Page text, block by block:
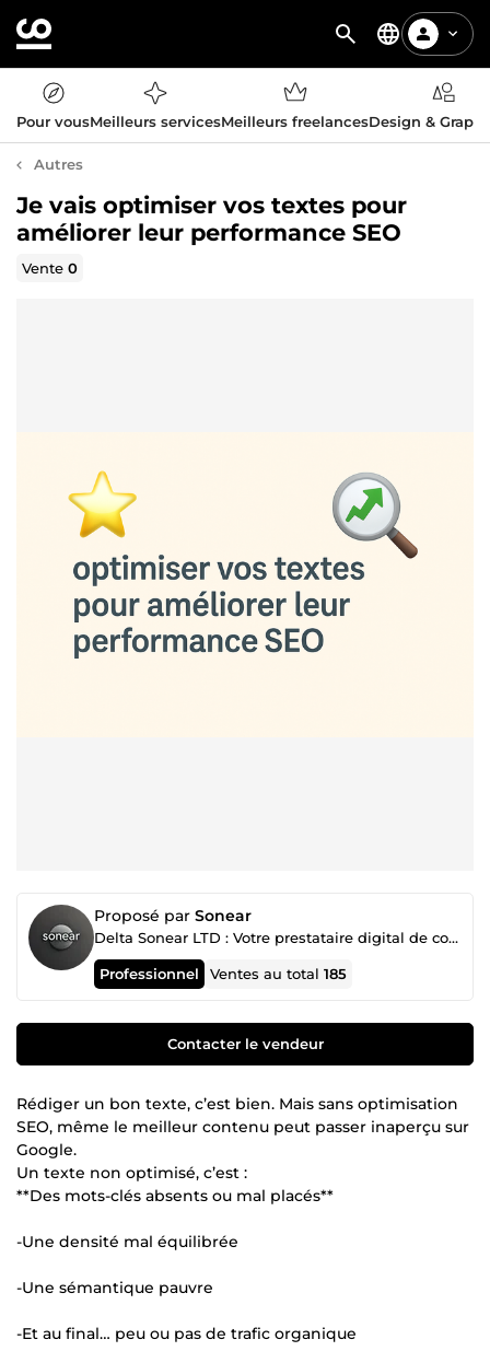
Pour vousMeilleurs servicesMeilleurs freelancesDesign &
Autres
Je vais optimiser vos textes pour
améliorer leur performance SEO
Vente0
Proposé par Sonear
Delta Sonear LTD : Votre prestataire digital de confiance
Professionnel Ventes au total185
Contacter le vendeur
Rédiger un bon texte, c’est bien. Mais sans optimisation
SEO, même le meilleur contenu peut passer inaperçu sur
Google.
Un texte non optimisé, c’est :
**Des mots-clés absents ou mal placés**
-Une densité mal équilibrée
-Une sémantique pauvre
-Et au final… peu ou pas de trafic organique